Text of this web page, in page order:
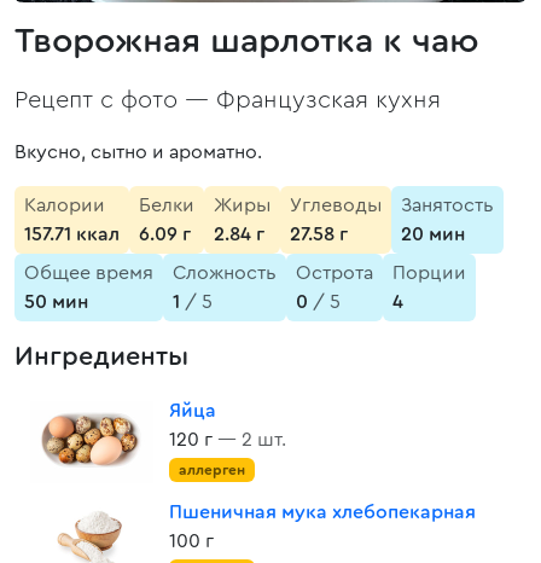
Творожная шарлотка к чаю
Рецепт с фото — Французская кухня
Вкусно, сытно и ароматно.
Калории
157.71 ккал
Белки
6.09 г
Жиры
2.84 г
Углеводы
27.58 г
Занятость
20 мин
Общее время
50 мин
Сложность
1 / 5
Острота
0 / 5
Порции
4
Ингредиенты
Яйца
120 г — 2 шт.
аллерген
Пшеничная мука хлебопекарная
100 г